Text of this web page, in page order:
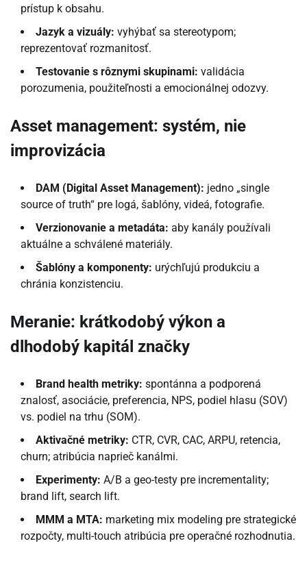
prístup k obsahu.
Jazyk a vizuály: vyhýbať sa stereotypom;
reprezentovať rozmanitosť.
Testovanie s rôznymi skupinami: validácia
porozumenia, použiteľnosti a emocionálnej odozvy.
Asset management: systém, nie
improvizácia
DAM (Digital Asset Management): jedno „single
source of truth“ pre logá, šablóny, videá, fotografie.
Verzionovanie a metadáta: aby kanály používali
aktuálne a schválené materiály.
Šablóny a komponenty: urýchľujú produkciu a
chránia konzistenciu.
Meranie: krátkodobý výkon a
dlhodobý kapitál značky
Brand health metriky: spontánna a podporená
znalosť, asociácie, preferencia, NPS, podiel hlasu (SOV)
vs. podiel na trhu (SOM).
Aktivačné metriky: CTR, CVR, CAC, ARPU, retencia,
churn; atribúcia naprieč kanálmi.
Experimenty: A/B a geo-testy pre incrementality;
brand lift, search lift.
MMM a MTA: marketing mix modeling pre strategické
rozpočty, multi-touch atribúcia pre operačné rozhodnutia.